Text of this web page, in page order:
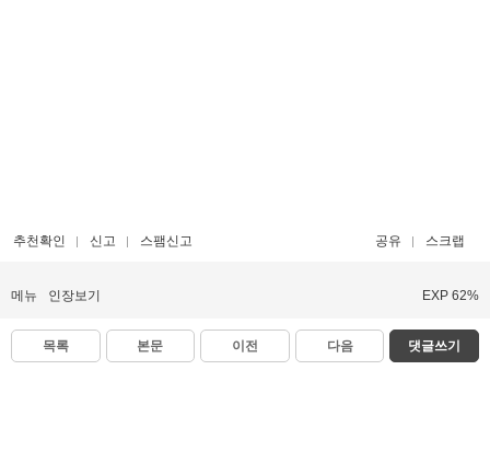
추천확인 신고 스팸신고 공유 스크랩
메뉴 인장보기 EXP 62%
목록 본문 이전 다음 댓글쓰기